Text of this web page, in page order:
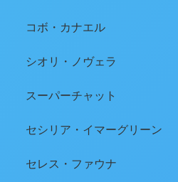
コボ・カナエル
シオリ・ノヴェラ
スーパーチャット
セシリア・イマーグリーン
セレス・ファウナ